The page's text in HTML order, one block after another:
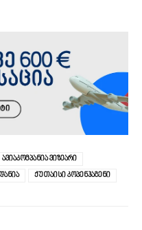
ავიაკომპანია ვიზეარი
ქუთაისი კოპენჰაგენი